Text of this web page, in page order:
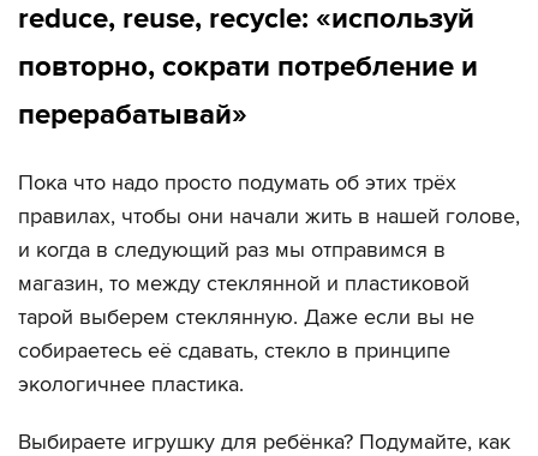
reduce, reuse, recycle: «используй
повторно, сократи потребление и
перерабатывай»
Пока что надо просто подумать об этих трёх
правилах, чтобы они начали жить в нашей голове,
и когда в следующий раз мы отправимся в
магазин, то между стеклянной и пластиковой
тарой выберем стеклянную. Даже если вы не
собираетесь её сдавать, стекло в принципе
экологичнее пластика.
Выбираете игрушку для ребёнка? Подумайте, как